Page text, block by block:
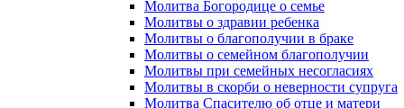
Молитва Богородице о семье
Молитвы о здравии ребенка
Молитвы о благополучии в браке
Молитвы о семейном благополучии
Молитвы при семейных несогласиях
Молитвы в скорби о неверности супруга
Молитва Спасителю об отце и матери